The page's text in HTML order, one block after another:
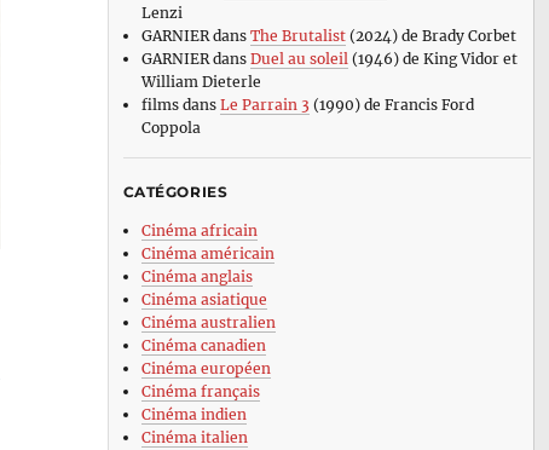
Lenzi
GARNIERdans The Brutalist(2024) de Brady Corbet
GARNIERdans Duel au soleil (1946) de King Vidor et
William Dieterle
filmsdans Le Parrain 3 (1990) de Francis Ford
Coppola
CATÉGORIES
Cinéma africain
Cinéma américain
Cinéma anglais
Cinéma asiatique
Cinéma australien
Cinéma canadien
Cinéma européen
Cinéma français
Cinéma indien
Cinéma italien